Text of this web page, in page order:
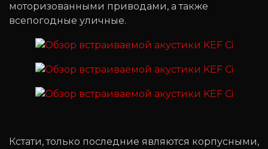
моторизованными приводами, а также
всепогодные уличные.
Кстати, только последние являются корпусными,